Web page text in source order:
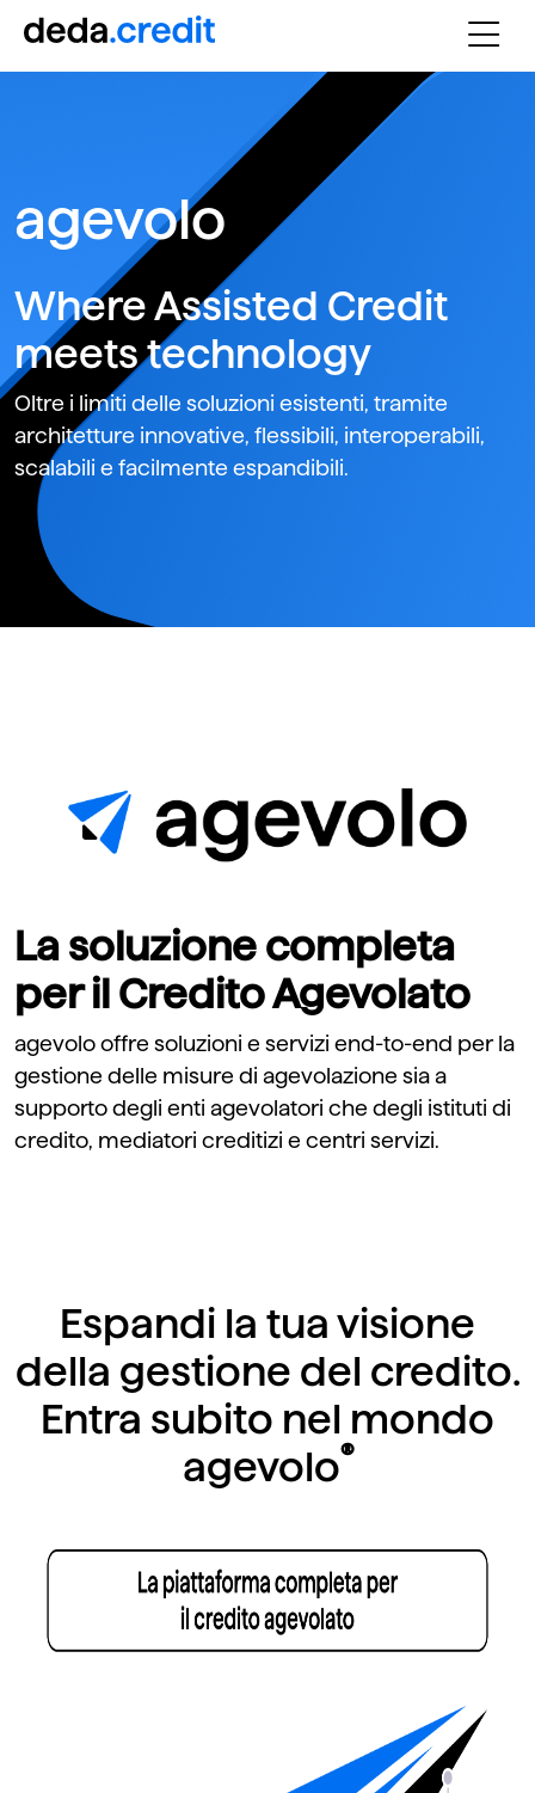
agevolo
Where Assisted Credit
meets technology
Oltre i limiti delle soluzioni esistenti, tramite
architetture innovative, flessibili, interoperabili,
scalabili e facilmente espandibili.
La soluzione completa
per il Credito Agevolato
agevolo offre soluzioni e servizi end-to-end per la
gestione delle misure di agevolazione sia a
supporto degli enti agevolatori che degli istituti di
credito, mediatori creditizi e centri servizi.
Espandi la tua visione
della gestione del credito.
Entra subito nel mondo
agevolo®